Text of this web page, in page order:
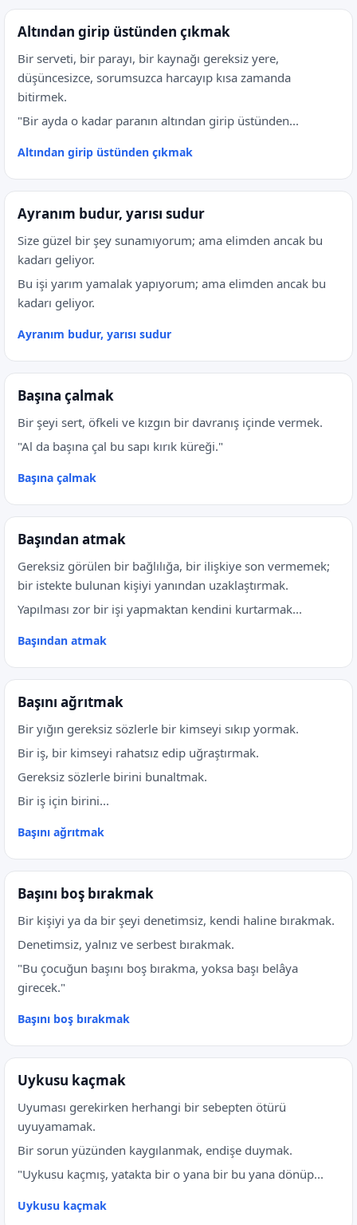
Altından girip üstünden çıkmak
Bir serveti, bir parayı, bir kaynağı gereksiz yere,
düşüncesizce, sorumsuzca harcayıp kısa zamanda
bitirmek.
"Bir ayda o kadar paranın altından girip üstünden...
Altından girip üstünden çıkmak
Ayranım budur, yarısı sudur
Size güzel bir şey sunamıyorum; ama elimden ancak bu
kadarı geliyor.
Bu işi yarım yamalak yapıyorum; ama elimden ancak bu
kadarı geliyor.
Ayranım budur, yarısı sudur
Başına çalmak
Bir şeyi sert, öfkeli ve kızgın bir davranış içinde vermek.
"Al da başına çal bu sapı kırık küreği."
Başına çalmak
Başından atmak
Gereksiz görülen bir bağlılığa, bir ilişkiye son vermemek;
bir istekte bulunan kişiyi yanından uzaklaştırmak.
Yapılması zor bir işi yapmaktan kendini kurtarmak...
Başından atmak
Başını ağrıtmak
Bir yığın gereksiz sözlerle bir kimseyi sıkıp yormak.
Bir iş, bir kimseyi rahatsız edip uğraştırmak.
Gereksiz sözlerle birini bunaltmak.
Bir iş için birini...
Başını ağrıtmak
Başını boş bırakmak
Bir kişiyi ya da bir şeyi denetimsiz, kendi haline bırakmak.
Denetimsiz, yalnız ve serbest bırakmak.
"Bu çocuğun başını boş bırakma, yoksa başı belâya
girecek."
Başını boş bırakmak
Uykusu kaçmak
Uyuması gerekirken herhangi bir sebepten ötürü
uyuyamamak.
Bir sorun yüzünden kaygılanmak, endişe duymak.
"Uykusu kaçmış, yatakta bir o yana bir bu yana dönüp...
Uykusu kaçmak